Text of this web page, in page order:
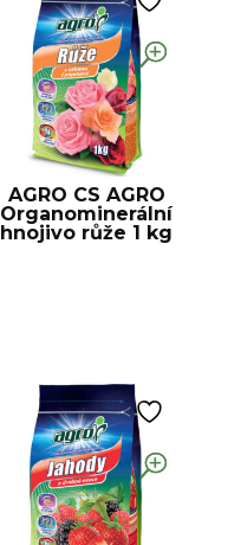
AGRO CS AGRO
Organominerální
hnojivo růže 1 kg